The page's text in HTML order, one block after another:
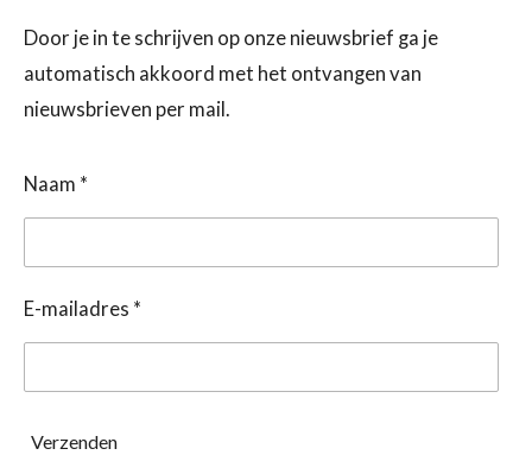
Door je in te schrijven op onze nieuwsbrief ga je
automatisch akkoord met het ontvangen van
nieuwsbrieven per mail.
Naam *
E-mailadres *
Verzenden